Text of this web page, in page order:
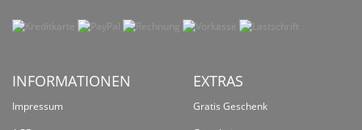
INFORMATIONEN
Impressum
EXTRAS
Gratis Geschenk